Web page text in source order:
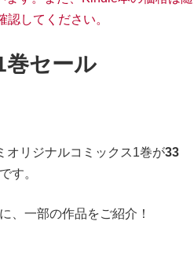
してください。
セール
オリジナルコミックス1巻が33
す。
、一部の作品をご紹介！